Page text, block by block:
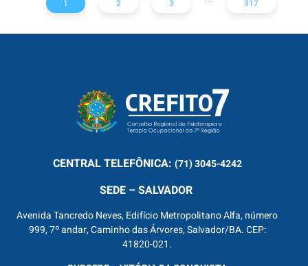
1 2 3 317
CENTRALTELEFÔNICA: (71) 3045-4242
SEDE – SALVADOR
Avenida Tancredo Neves, Edifício Metropolitano Alfa, número
999, 7º andar, Caminho das Árvores, Salvador/BA. CEP:
41820-021.